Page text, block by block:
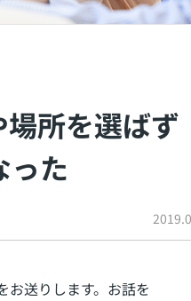
所を選ばず
った
送りします。お話を